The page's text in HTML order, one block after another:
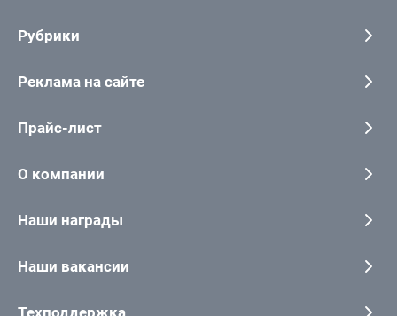
Рубрики
Реклама на сайте
Прайс-лист
О компании
Наши награды
Наши вакансии
Техподдержка